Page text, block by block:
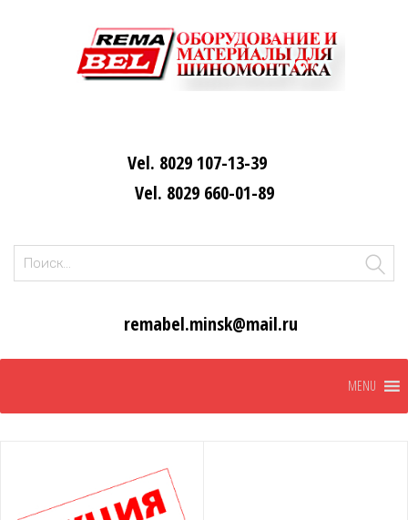
Vel. 8029 107-13-39
Vel. 8029 660-01-89
Найти:
remabel.minsk@mail.ru
content
MENU